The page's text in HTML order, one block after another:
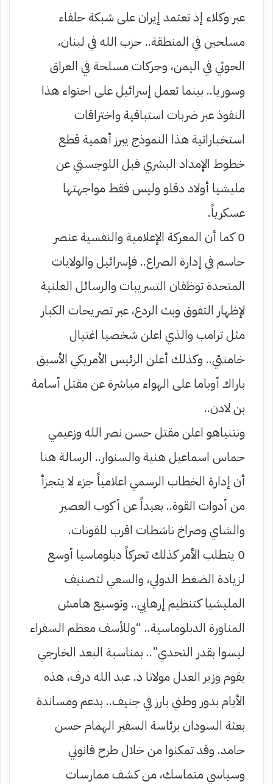
عبر وكلاء إذ تعتمد إيران على شبكة حلفاء
مسلحين في المنطقة.. حزب الله في لبنان،
الحوثي في اليمن، وحركات مسلحة في العراق
وسوريا.. بينما تعمل إسرائيل على احتواء هذا
النفوذ عبر ضربات استباقية واختراقات
استخباراتية هذا النموذج يبرز أهمية قطع
خطوط الإمداد البشري قبل اللوجستي عن
مليشيا أولاد دقلو وليس فقط مواجهتها
عسكرياً.
0 كما أن المعركة الإعلامية والنفسية عنصر
حاسم في إدارة الصراع.. فإسرائيل والولايات
المتحدة توظفان التسريبات والرسائل العلنية
لإظهار التفوق وبث الردع، عبر تصريحات الكبار
مثل ترامب والذي اعلن شخصيا اغتيال
خامنئي.. وكذلك أعلن الرئيس الأمريكي الأسبق
باراك أوباما على الهواء مباشرة عن مقتل أسامة
بن لادن..
ونتنياهو اعلن مقتل حسن نصر الله وزعيمي
حماس اسماعيل هنية والسنوار.. الرسالة هنا
أن إدارة الخطاب الرسمي اعلامياً جزء لا يتجزأ
من أدوات القوة.. بعيداً عن أكوب العصير
والشاي وصراخ ناشطات اقرب للقونات.
0 يتطلب الأمر كذلك تحركاً دبلوماسيا أوسع
لزيادة الضغط الدولي، والسعي لتصنيف
المليشيا كتنظيم إرهابي.. وتوسيع هامش
المناورة الدبلوماسية.. “وللأسف معظم السفراء
ليسوا بقدر التحدي”.. بمناسبة البعد الخارجي
يقوم وزير العدل مولانا د. عبد الله درف، هذه
الأيام بدور وطني بارز في جنيف.. بدعم ومساندة
بعثة السودان برئاسة السفير الهمام حسن
حامد. وقد تمكنوا من خلال طرح قانوني
وسياسي متماسك، من كشف ممارسات